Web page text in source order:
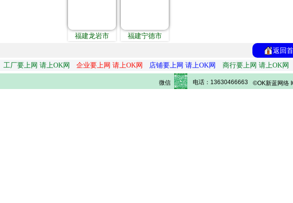
福建龙岩市
福建宁德市
返回
工厂要上网 请上OK网
企业要上网 请上OK网 店铺要上网 请上OK网 商行要上网 请上OK网
微信 电话：13630466663 ©OK新蓝网络